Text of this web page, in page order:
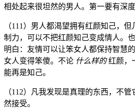
相处起来很坦然的男人。第一要有深
（111）男人都渴望拥有红颜知己，
制力，可以不把红颜知己变成情人。
明白：友情可以让笨女人都保持智慧
女人变得笨傻。不论 什么样的红颜，
能再是知己。
（112）凡我发现是真理的东西，不管
然接受。